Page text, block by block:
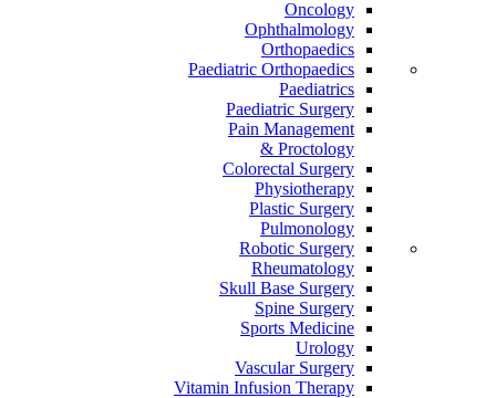
Oncology
Ophthalmology
Orthopaedics
Paediatric Orthopaedics
Paediatrics
Paediatric Surgery
Pain Management
Proctology &
Colorectal Surgery
Physiotherapy
Plastic Surgery
Pulmonology
Robotic Surgery
Rheumatology
Skull Base Surgery
Spine Surgery
Sports Medicine
Urology
Vascular Surgery
Vitamin Infusion Therapy